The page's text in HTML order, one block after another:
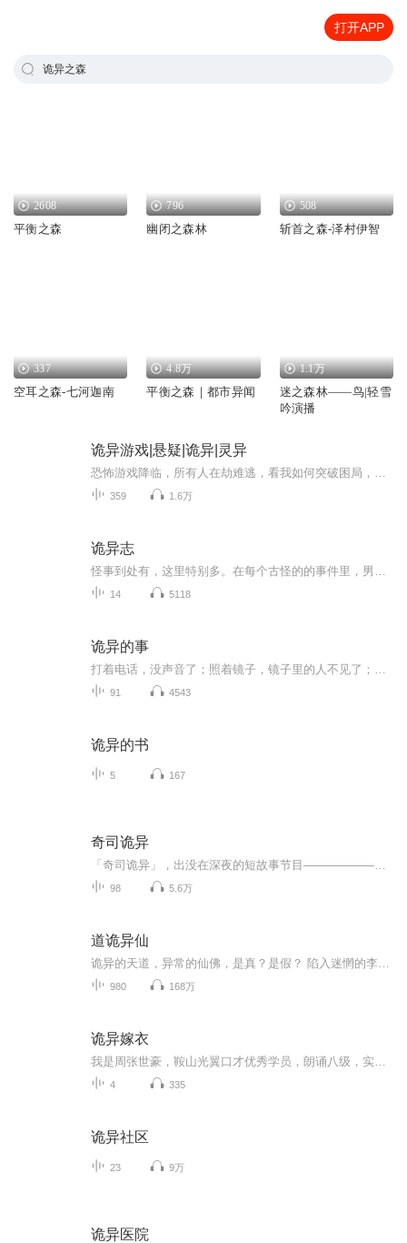
打开APP
诡异之森
2608
平衡之森
796
幽闭之森林
508
斩首之森-泽村伊智
337
空耳之森-七河迦南
4.8万
平衡之森｜都市异闻
1.1万
迷之森林——鸟|轻雪
吟演播
诡异游戏|悬疑|诡异|灵异
359 1.6万
诡异志
14 5118
诡异的事
91 4543
诡异的书
5 167
奇司诡异
98 5.6万
道诡异仙
980 168万
诡异嫁衣
4 335
诡异社区
23 9万
诡异医院